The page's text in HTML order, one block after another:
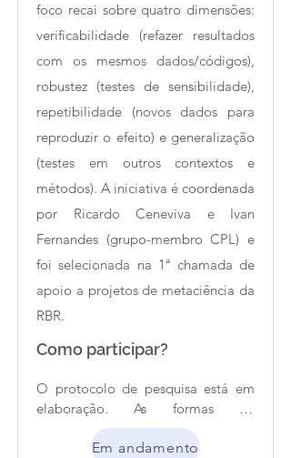
foco recai sobre quatro dimensões:
verificabilidade (refazer resultados
com os mesmos dados/códigos),
robustez (testes de sensibilidade),
repetibilidade (novos dados para
reproduzir o efeito) e generalização
(testes em outros contextos e
métodos). A iniciativa é coordenada
por Ricardo Ceneviva e Ivan
Fernandes (grupo-membro CPL) e
foi selecionada na 1ª chamada de
apoio a projetos de metaciência da
RBR.
Como participar?
O protocolo de pesquisa está em
elaboração. As formas de
colaboração serão divulgadas após
a finalização do desenho
Em andamento